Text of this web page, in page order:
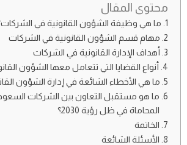
محتوى المقال
ما هي وظيفة الشؤون القانونية في
مهام قسم الشؤون القانونية في الشركات
أهداف الإدارة القانونية في الشركات
أنواع القضايا التي تتعامل معها الشؤون
ما هي الأخطاء الشائعة في إدارة الشؤون
ما هو مستقبل التعاون بين الشركات
المحاماة في ظل رؤية 2030؟
الخاتمة
الأسئلة الشائعة